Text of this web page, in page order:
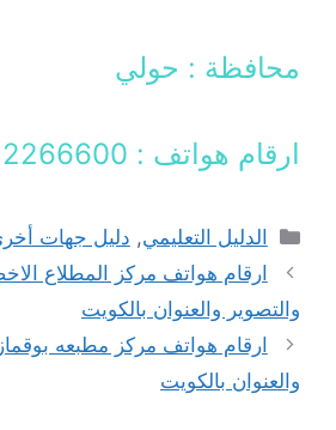
محافظة : حولي
ارقام هواتف : 2266600
التصنيفات
الدليل التعليمي, دليل جهات
ارقام هواتف مركز المطلاع
والتصوير والعنوان بالكويت
ارقام هواتف مركز مطبعه
والعنوان بالكويت